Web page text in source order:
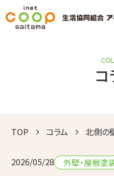
サービスのご案内
コ
TOP コラム 北側の
2026/05/28 外壁・屋根塗